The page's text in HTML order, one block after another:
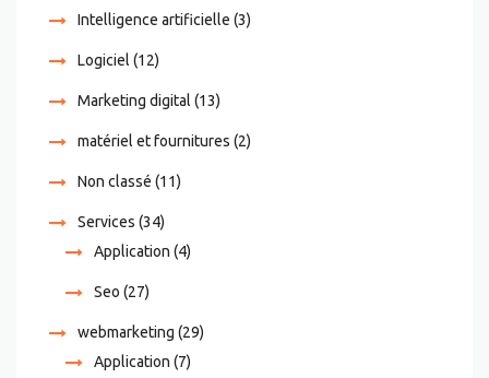
Intelligence artificielle (3)
Logiciel (12)
Marketing digital (13)
matériel et fournitures (2)
Non classé (11)
Services (34)
Application (4)
Seo (27)
webmarketing (29)
Application (7)